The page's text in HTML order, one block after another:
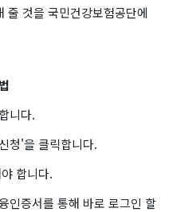
줄 것을 국민건강보험공단에
니다.
청'을 클릭합니다.
합니다.
인증서를 통해 바로 로그인 할